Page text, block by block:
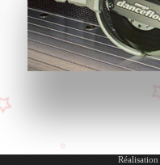
Réalisation